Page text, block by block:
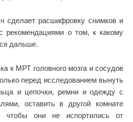
сделает расшифровку снимков и
рекомендациями о том, к какому
дальше.
к МРТ головного мозга и сосудов
перед исследованием вынуть
и цепочки, ремни и одежду с
оставить в другой комнате
чтобы они не испортились от